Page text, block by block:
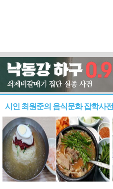
시인 최원준의 음식문화 잡학사전